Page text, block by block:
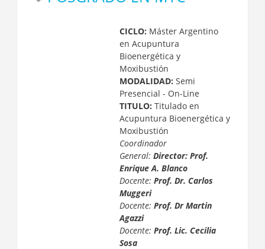
CICLO: Máster Argentino
en Acupuntura
Bioenergética y
Moxibustión
MODALIDAD: Semi
Presencial - On-Line
TITULO: Titulado en
Acupuntura Bioenergética y
Moxibustión
Coordinador
General: Director: Prof.
Enrique A. Blanco
Docente: Prof. Dr. Carlos
Muggeri
Docente: Prof. Dr Martin
Agazzi
Docente: Prof. Lic. Cecilia
Sosa